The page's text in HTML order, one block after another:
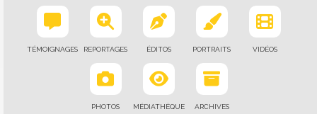
TÉMOIGNAGES REPORTAGES ÉDITOS PORTRAITS VIDÉOS
PHOTOS MÉDIATHÈQUE ARCHIVES